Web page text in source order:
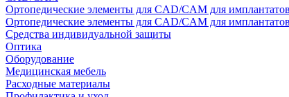
Ортопедические элементы для CAD/CAM для
Ортопедические элементы для CAD/CAM для
Средства индивидуальной защиты
Оптика
Оборудование
Медицинская мебель
Расходные материалы